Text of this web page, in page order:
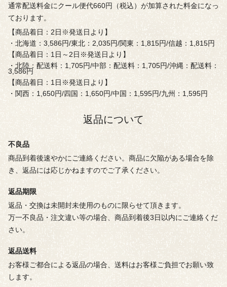
通常配送料金にクール便代660円（税込）が加算された料金になっ
ております。
【商品着日：2日※発送日より】
・北海道：3,586円/東北：2,035円/関東：1,815円/信越：1,815円
【商品着日：1日～2日※発送日より】
・北陸：配送料：1,705円/中部：配送料：1,705円/沖縄：配送料：
3,586円
【商品着日：1日※発送日より】
・関西：1,650円/四国：1,650円/中国：1,595円/九州：1,595円
返品について
不良品
商品到着後速やかにご連絡ください。商品に欠陥がある場合を除
き、返品には応じかねますのでご了承ください。
返品期限
返品・交換は未開封未使用のものに限らせて頂きます。
万一不良品・注文違い等の場合、商品到着後3日以内にご連絡くだ
さい。
返品送料
お客様ご都合による返品の場合、送料はお客様ご負担でお願い致
します。